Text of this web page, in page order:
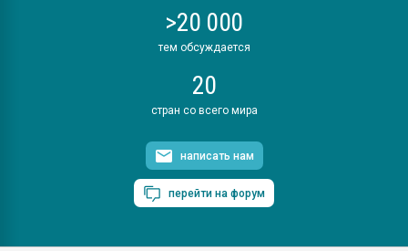
>20 000
тем обсуждается
20
стран со всего мира
написать нам
перейти на форум